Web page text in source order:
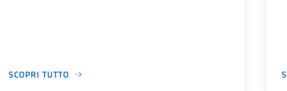
SCOPRI TUTTO